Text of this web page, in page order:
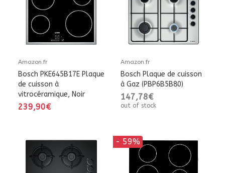
Amazon.fr
Bosch PKE645B17E Plaque
de cuisson à
vitrocéramique, Noir
239,90€
Amazon.fr
Bosch Plaque de cuisson
à Gaz (PBP6B5B80)
147,78€
out of stock
- 59%